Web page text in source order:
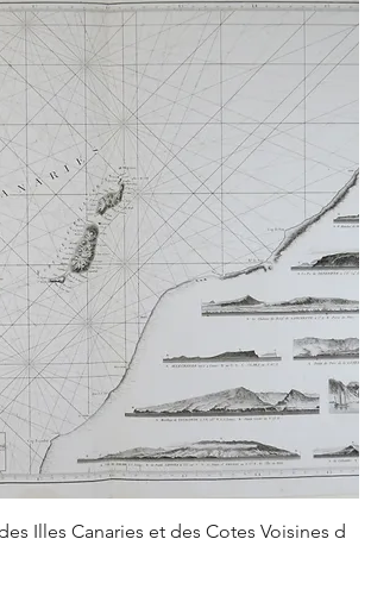
Illes Canaries et des Cotes Voisines d